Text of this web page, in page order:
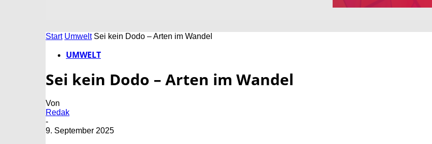
Start Umwelt Sei kein Dodo – Arten im Wandel
UMWELT
Sei kein Dodo – Arten im Wandel
Von
Redak
-
9. September 2025